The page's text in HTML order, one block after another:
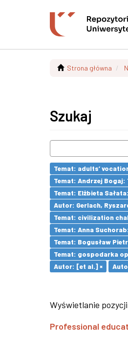
Strona główna
Szukaj
Temat: adults’
Temat: Andrzej
Temat: Elżbieta
Autor: Gerlach,
Temat: civilization
Temat: Anna
Temat: Bogusław
Temat: gospodarka
Autor: [et al.] ×
Wyświetlanie pozycji
Professional